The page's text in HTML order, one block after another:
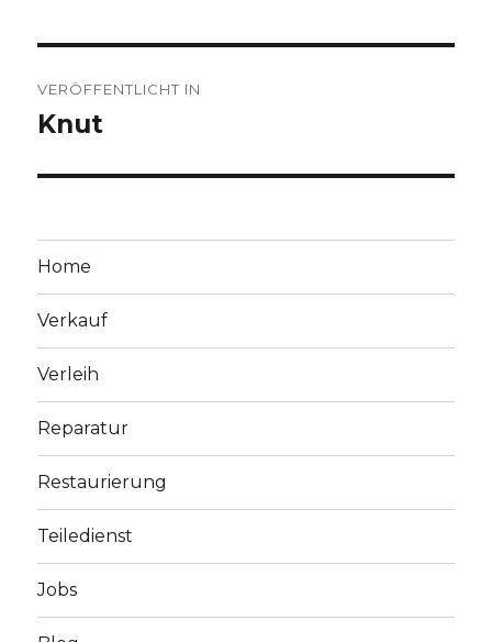
VERÖFFENTLICHT IN
Knut
Home
Verkauf
Verleih
Reparatur
Restaurierung
Teiledienst
Jobs